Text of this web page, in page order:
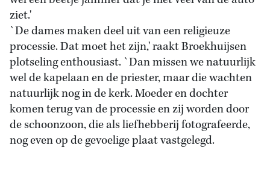
ziet.'
`De dames maken deel uit van een religieuze
processie. Dat moet het zijn,' raakt Broekhuijsen
plotseling enthousiast. `Dan missen we natuurlijk
wel de kapelaan en de priester, maar die wachten
natuurlijk nog in de kerk. Moeder en dochter
komen terug van de processie en zij worden door
de schoonzoon, die als liefhebberij fotografeerde,
nog even op de gevoelige plaat vastgelegd.